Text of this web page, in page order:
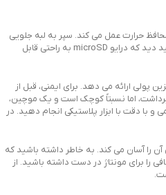
حرارت عمل می کند. سپر به لبه جلویی
سوئیچ ضربه می زند. یا می توانید زبانه ها را با یک تکه نایلون بردارید، یا از یک پیچ گوشتی تخت کوچک استفاده کنید. در زیر سپر، خواهید دید که درایو microSD به راحتی قابل
ارائه می دهد. برای ایمنی، قبل از
برداشت، اما نسبتاً کوچک است و یک موچین،
با دقت با ابزار پلاستیکی انجام دهید. در
را آسان می کند. به خاطر داشته باشید که
را برای مونتاژ در دست داشته باشید. از